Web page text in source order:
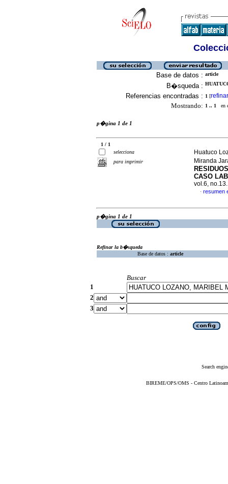
Base de datos : article
B�squeda :
Referencias encontradas : 1 [refinar
Mostrando: 1 .. 1 en
p�gina 1 de 1
1 / 1
selecciona
para imprimir
Huatuco
Miranda
CASO
vol.6,
· resumen
p�gina 1 de 1
Refinar la b�squeda
Base de datos : article
Buscar
1
2
3
Search
BIREME/OPS/OMS - Centro